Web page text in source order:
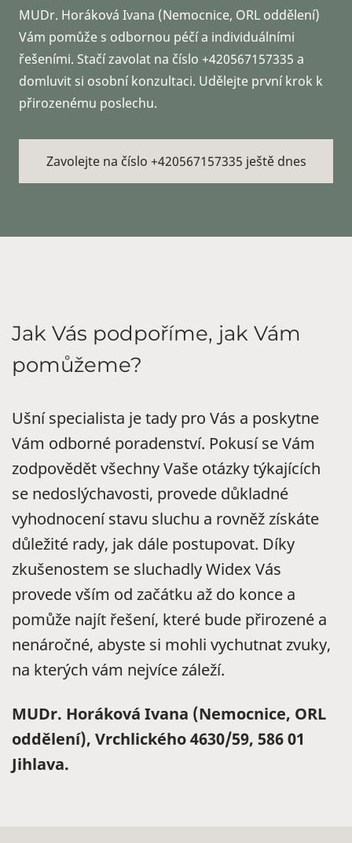
MUDr. Horáková Ivana (Nemocnice, ORL oddělení)
Vám pomůže s odbornou péčí a individuálními
řešeními. Stačí zavolat na číslo +420567157335 a
domluvit si osobní konzultaci. Udělejte první krok k
přirozenému poslechu.
Zavolejte na číslo +420567157335 ještě dnes
Jak Vás podpoříme, jak Vám
pomůžeme?
Ušní specialista je tady pro Vás a poskytne
Vám odborné poradenství. Pokusí se Vám
zodpovědět všechny Vaše otázky týkajících
se nedoslýchavosti, provede důkladné
vyhodnocení stavu sluchu a rovněž získáte
důležité rady, jak dále postupovat. Díky
zkušenostem se sluchadly Widex Vás
provede vším od začátku až do konce a
pomůže najít řešení, které bude přirozené a
nenáročné, abyste si mohli vychutnat zvuky,
na kterých vám nejvíce záleží.
MUDr. Horáková Ivana (Nemocnice, ORL
oddělení), Vrchlického 4630/59, 586 01
Jihlava.